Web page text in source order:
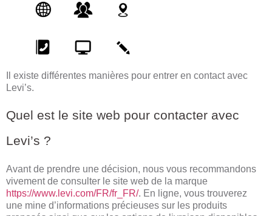
Il existe différentes manières pour entrer en contact avec
Levi’s.
Quel est le site web pour contacter avec
Levi’s ?
Avant de prendre une décision, nous vous recommandons
vivement de consulter le site web de la marque
https://www.levi.com/FR/fr_FR/. En ligne, vous trouverez
une mine d’informations précieuses sur les produits